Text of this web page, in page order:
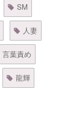
SM
人妻
言葉責め
龍輝